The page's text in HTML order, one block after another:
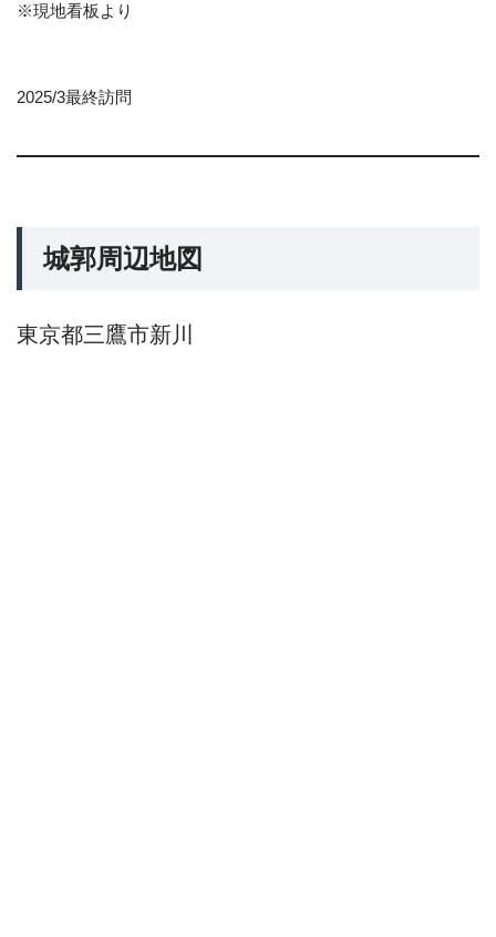
※現地看板より
2025/3最終訪問
城郭周辺地図
東京都三鷹市新川